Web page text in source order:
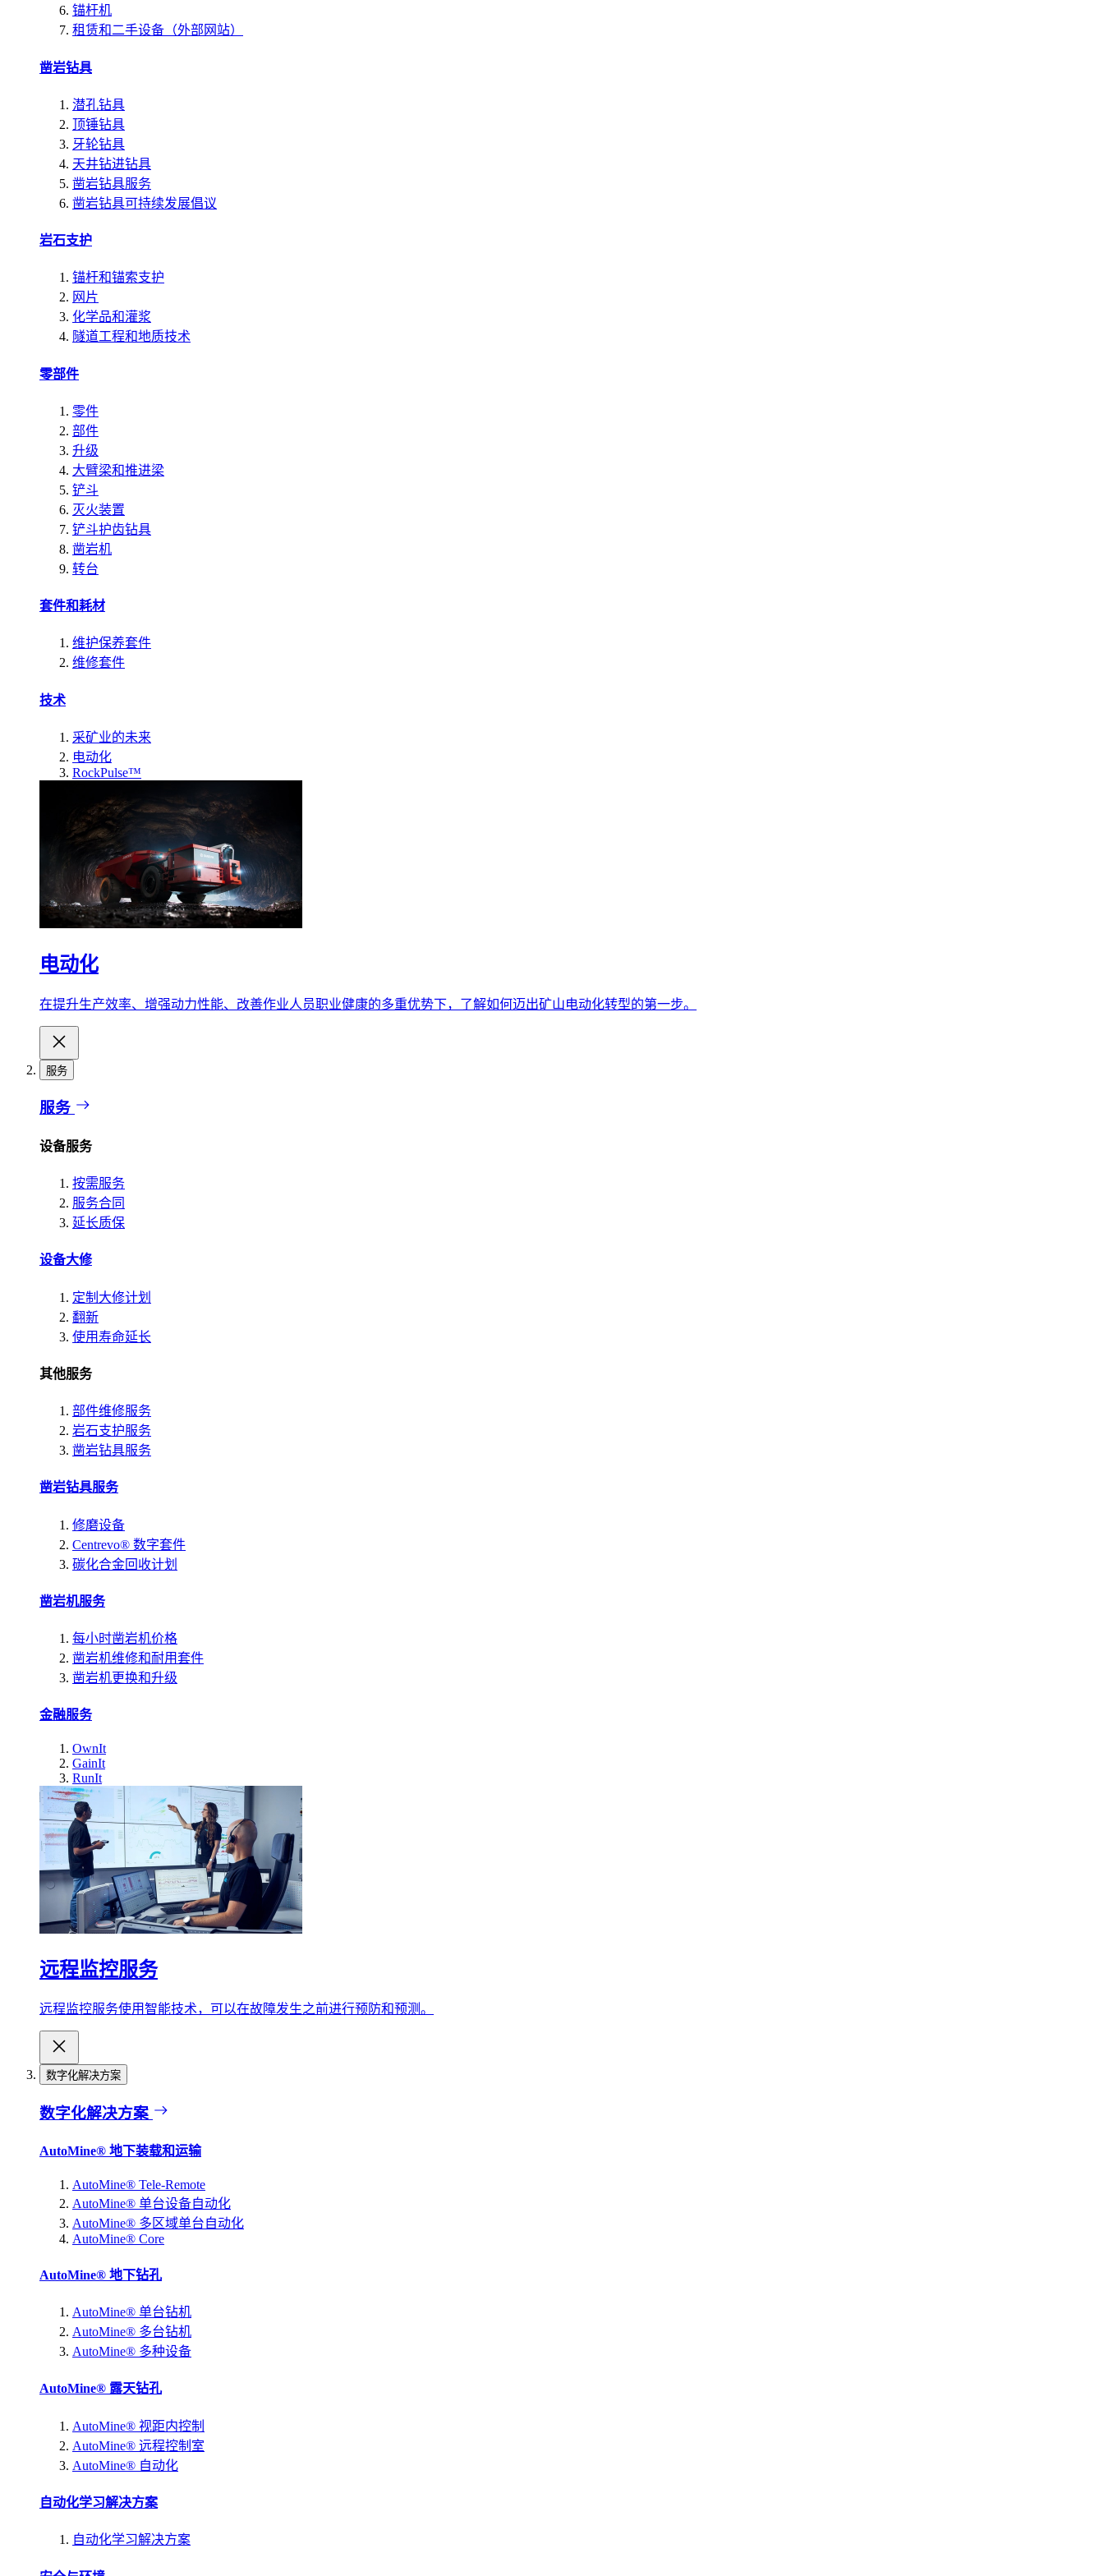
锚杆机
租赁和二手设备（外部网站）
凿岩钻具
潜孔钻具
顶锤钻具
牙轮钻具
天井钻进钻具
凿岩钻具服务
凿岩钻具可持续发展倡议
岩石支护
锚杆和锚索支护
网片
化学品和灌浆
隧道工程和地质技术
零部件
零件
部件
升级
大臂梁和推进梁
铲斗
灭火装置
铲斗护齿钻具
凿岩机
转台
套件和耗材
维护保养套件
维修套件
技术
采矿业的未来
电动化
RockPulse™
电动化
在提升生产效率、增强动力性能、改善作业人员职业健康的多重优势下，了解如何迈出矿山电动化转型的第一步。
服务
服务
设备服务
按需服务
服务合同
延长质保
设备大修
定制大修计划
翻新
使用寿命延长
其他服务
部件维修服务
岩石支护服务
凿岩钻具服务
凿岩钻具服务
修磨设备
Centrevo® 数字套件
碳化合金回收计划
凿岩机服务
每小时凿岩机价格
凿岩机维修和耐用套件
凿岩机更换和升级
金融服务
OwnIt
GainIt
RunIt
远程监控服务
远程监控服务使用智能技术，可以在故障发生之前进行预防和预测。
数字化解决方案
数字化解决方案
AutoMine® 地下装载和运输
AutoMine® Tele-Remote
AutoMine® 单台设备自动化
AutoMine® 多区域单台自动化
AutoMine® Core
AutoMine® 地下钻孔
AutoMine® 单台钻机
AutoMine® 多台钻机
AutoMine® 多种设备
AutoMine® 露天钻孔
AutoMine® 视距内控制
AutoMine® 远程控制室
AutoMine® 自动化
自动化学习解决方案
自动化学习解决方案